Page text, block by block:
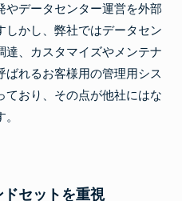
やデータセンター運営を外部
しかし、弊社ではデータセン
達、カスタマイズやメンテナ
ばれるお客様用の管理用シス
ており、その点が他社にはな
ドセットを重視